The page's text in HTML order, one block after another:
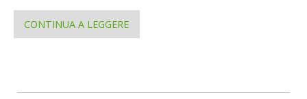
CONTINUA A LEGGERE